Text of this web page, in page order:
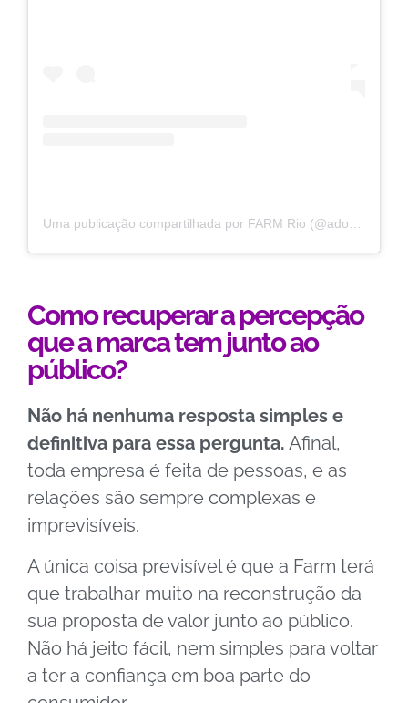
Como recuperar a percepção
que a marca tem junto ao
público?
Não há nenhuma resposta simples e
definitiva para essa pergunta. Afinal,
toda empresa é feita de pessoas, e as
relações são sempre complexas e
imprevisíveis.
A única coisa previsível é que a Farm terá
que trabalhar muito na reconstrução da
sua proposta de valor junto ao público.
Não há jeito fácil, nem simples para voltar
a ter a confiança em boa parte do